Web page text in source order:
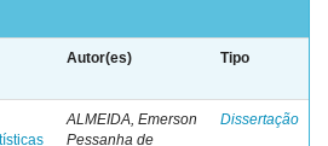
Autor(es) Tipo
ALMEIDA, Emerson
Pessanha de
Dissertação